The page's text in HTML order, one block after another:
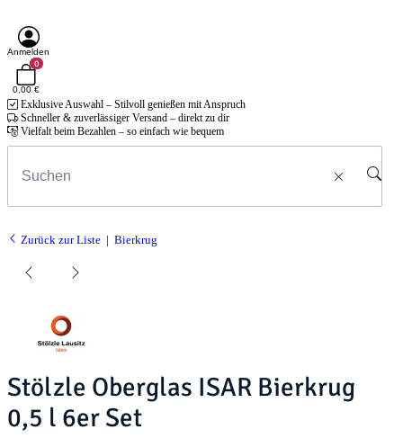
Anmelden
0
0,00 €
Exklusive Auswahl – Stilvoll genießen mit Anspruch
Schneller & zuverlässiger Versand – direkt zu dir
Vielfalt beim Bezahlen – so einfach wie bequem
Zurück zur Liste Bierkrug
Stölzle Oberglas ISAR Bierkrug
0,5 l 6er Set